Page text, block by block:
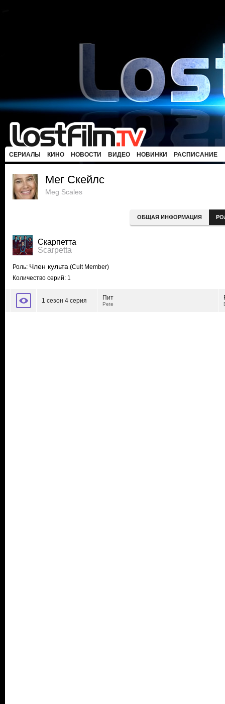
СЕРИАЛЫ КИНО НОВОСТИ ВИДЕО НОВИНКИ РАСПИСАНИЕ
Мег Скейлс
Meg Scales
ОБЩАЯ ИНФОРМАЦИЯ
Скарпетта
Scarpetta
Роль: Член культа (Cult Member)
Количество серий: 1
1 сезон 4 серия Пит
Pete